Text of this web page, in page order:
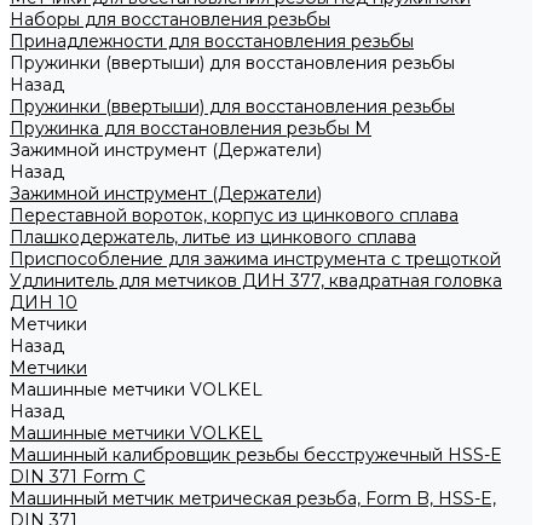
Наборы для восстановления резьбы
Принадлежности для восстановления резьбы
Пружинки (ввертыши) для восстановления резьбы
Назад
Пружинки (ввертыши) для восстановления резьбы
Пружинка для восстановления резьбы M
Зажимной инструмент (Держатели)
Назад
Зажимной инструмент (Держатели)
Переставной вороток, корпус из цинкового сплава
Плашкодержатель, литье из цинкового сплава
Приспособление для зажима инструмента с трещоткой
Удлинитель для метчиков ДИН 377, квадратная головка
ДИН 10
Метчики
Назад
Метчики
Машинные метчики VOLKEL
Назад
Машинные метчики VOLKEL
Машинный калибровщик резьбы бесстружечный HSS-Е
DIN 371 Form C
Машинный метчик метрическая резьба, Form B, HSS-E,
DIN 371